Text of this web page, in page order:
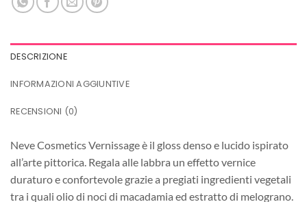
DESCRIZIONE
INFORMAZIONI AGGIUNTIVE
RECENSIONI (0)
Neve Cosmetics Vernissage è il gloss denso e lucido ispirato
all’arte pittorica. Regala alle labbra un effetto vernice
duraturo e confortevole grazie a pregiati ingredienti vegetali
tra i quali olio di noci di macadamia ed estratto di melograno.